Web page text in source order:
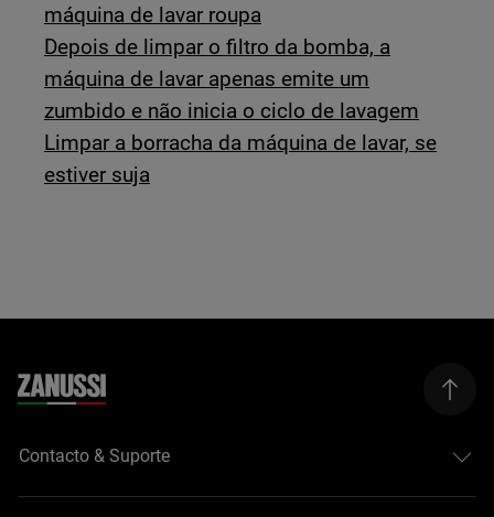
máquina de lavar roupa
Depois de limpar o filtro da bomba, a
máquina de lavar apenas emite um
zumbido e não inicia o ciclo de lavagem
Limpar a borracha da máquina de lavar, se
estiver suja
Contacto & Suporte